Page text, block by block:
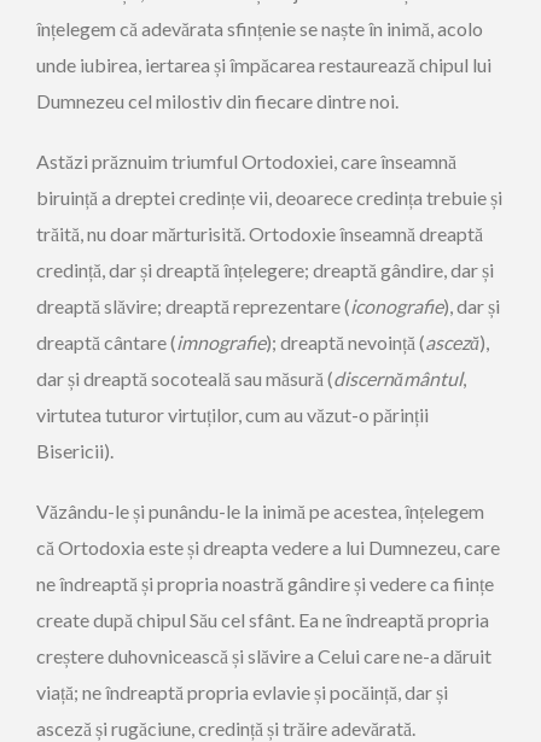
înțelegem că adevărata sfin­țenie se naște în inimă, acolo
unde iubirea, iertarea și împăcarea restaurează chipul lui
Dumnezeu cel milostiv din fiecare dintre noi.
Astăzi prăznuim triumful Ortodoxiei, care înseamnă
biruință a dreptei credințe vii, deoarece credința trebuie și
trăită, nu doar mărturisită. Ortodoxie înseamnă dreaptă
credință, dar și dreaptă înțelegere; dreaptă gândire, dar și
dreaptă slăvire; dreaptă reprezentare (iconografie), dar și
dreaptă cântare (imnografie); dreaptă nevoință (asceză),
dar și dreaptă socoteală sau măsură (discernământul,
virtutea tuturor virtu­ților, cum au văzut-o părinții
Bisericii).
Văzându-le și punându-le la inimă pe acestea, înțelegem
că Ortodoxia este și dreapta vedere a lui Dumnezeu, care
ne îndreaptă și propria noastră gândire și vedere ca ființe
create după chipul Său cel sfânt. Ea ne îndreaptă propria
creștere duhovnicească și slăvire a Celui care ne-a dăruit
viață; ne îndreaptă propria ­evlavie și pocăință, dar și
asceză și rugăciune, credință și trăire adevărată.